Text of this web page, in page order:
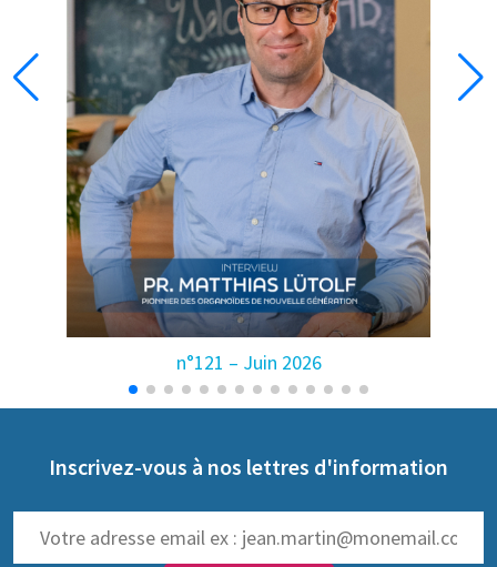
n°121 – Juin 2026
Inscrivez-vous à nos lettres d'information